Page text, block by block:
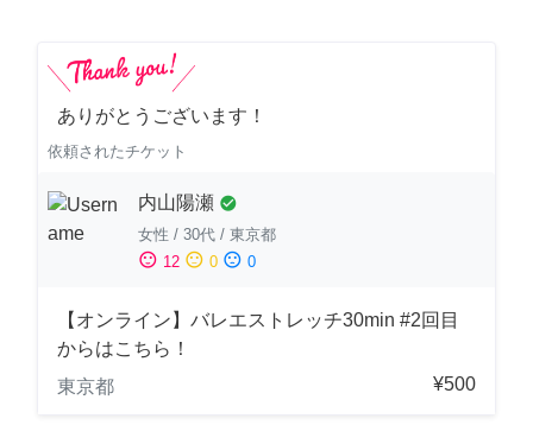
ありがとうございます！
依頼されたチケット
内山陽瀬 check_circle
女性 / 30代 / 東京都
sentiment_satisfied 12 sentiment_neutral 0 sentiment_dissatisfied 0
【オンライン】バレエストレッチ30min #2回目
からはこちら！
東京都
¥500